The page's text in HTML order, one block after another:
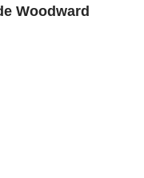
Woodward